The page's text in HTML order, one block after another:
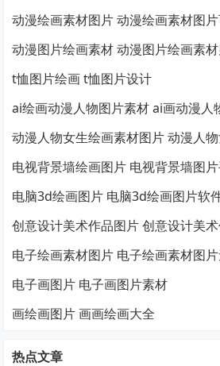
动漫绘画素材图片 动漫绘画素材图
动漫图片绘画素材 动漫图片绘画素
t恤图片绘画 t恤图片设计
ai绘画动漫人物图片素材 ai画动漫人
动漫人物女生绘画素材图片 动漫人
电视背景墙绘画图片 电视背景墙图
电脑3d绘画图片 电脑3d绘画图片软
创意设计美术作品图片 创意设计美
电子绘画素材图片 电子绘画素材图
电子画图片 电子画图片素材
画绘画图片 画画绘画大全
热点文章